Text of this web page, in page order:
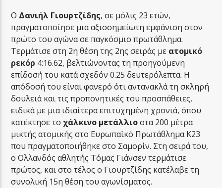
Ο Δανιήλ Γιουρτζίδης, σε μόλις 23 ετών,
πραγματοποίησε μια αξιοσημείωτη εμφάνιση στον
πρώτο του αγώνα σε παγκόσμιο πρωτάθλημα.
Τερμάτισε στη 2η θέση της 2ης σειράς με ατομικό
ρεκόρ 4:16.62, βελτιώνοντας τη προηγούμενη
επίδοσή του κατά σχεδόν 0.25 δευτερόλεπτα. Η
απόδοσή του είναι φανερό ότι αντανακλά τη σκληρή
δουλειά και τις προπονητικές του προσπάθειες,
ειδικά με μια ιδιαίτερα επιτυχημένη χρονιά, όπου
κατέκτησε το χάλκινο μετάλλιοστα 200 μέτρα
μικτής ατομικής στο Ευρωπαϊκό Πρωτάθλημα Κ23
που πραγματοποιήθηκε στο Σαμορίν. Στη σειρά του,
ο Ολλανδός αθλητής Τόμας Γιάνσεν τερμάτισε
πρώτος, και στο τέλος ο Γιουρτζίδης κατέλαβε τη
συνολική 15η θέση του αγωνίσματος.